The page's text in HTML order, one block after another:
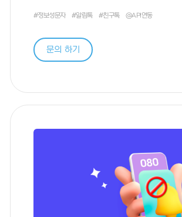
#정보성문자 #알림톡 #친구톡 @API연동
문의 하기